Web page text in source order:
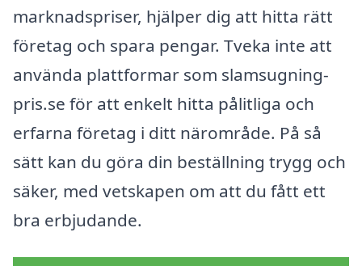
marknadspriser, hjälper dig att hitta rätt
företag och spara pengar. Tveka inte att
använda plattformar som slamsugning-
pris.se för att enkelt hitta pålitliga och
erfarna företag i ditt närområde. På så
sätt kan du göra din beställning trygg och
säker, med vetskapen om att du fått ett
bra erbjudande.